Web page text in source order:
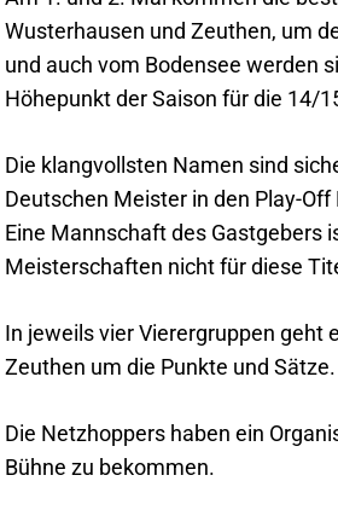
Wusterhausen und Zeuthen, um
und auch vom Bodensee werden
Höhepunkt der Saison für die 14/
Die klangvollsten Namen sind
Deutschen Meister in den Play-
Eine Mannschaft des Gastgebers
Meisterschaften nicht für diese
In jeweils vier Vierergruppen geht
Zeuthen um die Punkte und Sätze.
Die Netzhoppers haben ein
Bühne zu bekommen.